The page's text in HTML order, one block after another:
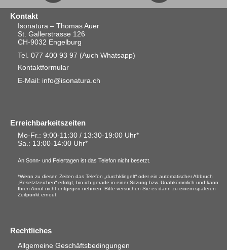
Kontakt
Isonatura – Thomas Auer
St. Gallerstrasse 126
CH-9032 Engelburg
Tel. 077 400 93 97 (Auch Whatsapp)
Kontaktformular
E-Mail: info@isonatura.ch
Erreichbarkeitszeiten
Mo-Fr.: 9:00-11:30 / 13:30-19:00 Uhr*
Sa. : 13:00-14:00 Uhr*
An Sonn- und Feiertagen ist das Telefon nicht besetzt.
*Wenn zu diesen Zeiten das Telefon „durchklingelt“ oder ein automatischer Abbruch
„Besetztzeichen“ erfolgt, bin ich gerade in einer Sitzung bzw. Unabkömmlich und kann
Ihren Anruf nicht entgegen nehmen. Bitte versuchen Sie es dann zu einem späteren
Zeitpunkt erneut.
Rechtliches
Allgemeine Geschäftsbedingungen